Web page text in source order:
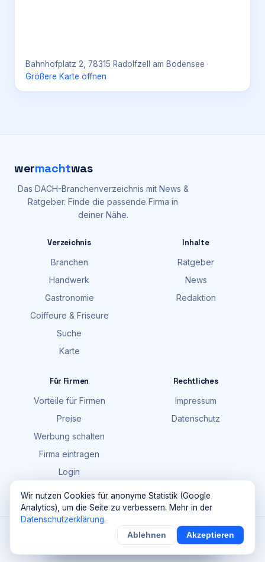
Bahnhofplatz 2, 78315 Radolfzell am Bodensee ·
Größere Karte öffnen
wermachtwas
Das DACH-Branchenverzeichnis mit News &
Ratgeber. Finde die passende Firma in
deiner Nähe.
Verzeichnis
Branchen
Handwerk
Gastronomie
Coiffeure & Friseure
Suche
Karte
Inhalte
Ratgeber
News
Redaktion
Für Firmen
Vorteile für Firmen
Preise
Werbung schalten
Firma eintragen
Login
Rechtliches
Impressum
Datenschutz
Maik Möhring Media · Ermatingen
Firmendaten teils © OpenStreetMap-Mitwirkende (ODbL)
Details Sichern ×
Wir nutzen Cookies für anonyme Statistik (Google
Analytics), um die Seite zu verbessern. Mehr in der
Datenschutzerklärung.
Ablehnen Akzeptieren